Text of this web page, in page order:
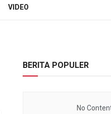
VIDEO
BERITA POPULER
No